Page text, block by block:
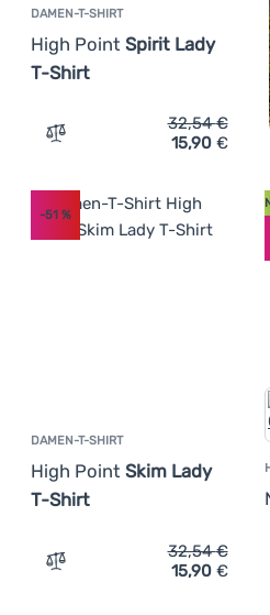
DAMEN-T-SHIRT
High Point Spirit Lady
T-Shirt
Zum Vergleich 'Damen-T-
32,54€
15,90 €
DAMEN-T-SHIRT
High Point Skim Lady
T-Shirt
-51 %
Zum Vergleich 'Damen-T-
32,54€
15,90 €